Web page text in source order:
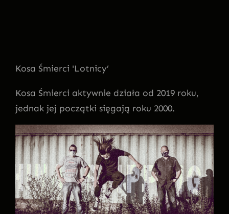
Kosa Śmierci 'Lotnicy’
Kosa Śmierci aktywnie działa od 2019 roku,
jednak jej początki sięgają roku 2000.